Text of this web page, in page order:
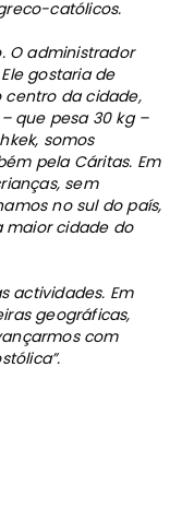
católicos.
O administrador
gostaria de
da cidade,
que pesa 30 kg –
somos
pela Cáritas. Em
sem
no sul do país,
maior cidade do
actividades. Em
geográficas,
com